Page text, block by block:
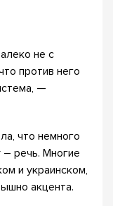
не с
против него
—
что немного
речь. Многие
и украинском,
акцента.